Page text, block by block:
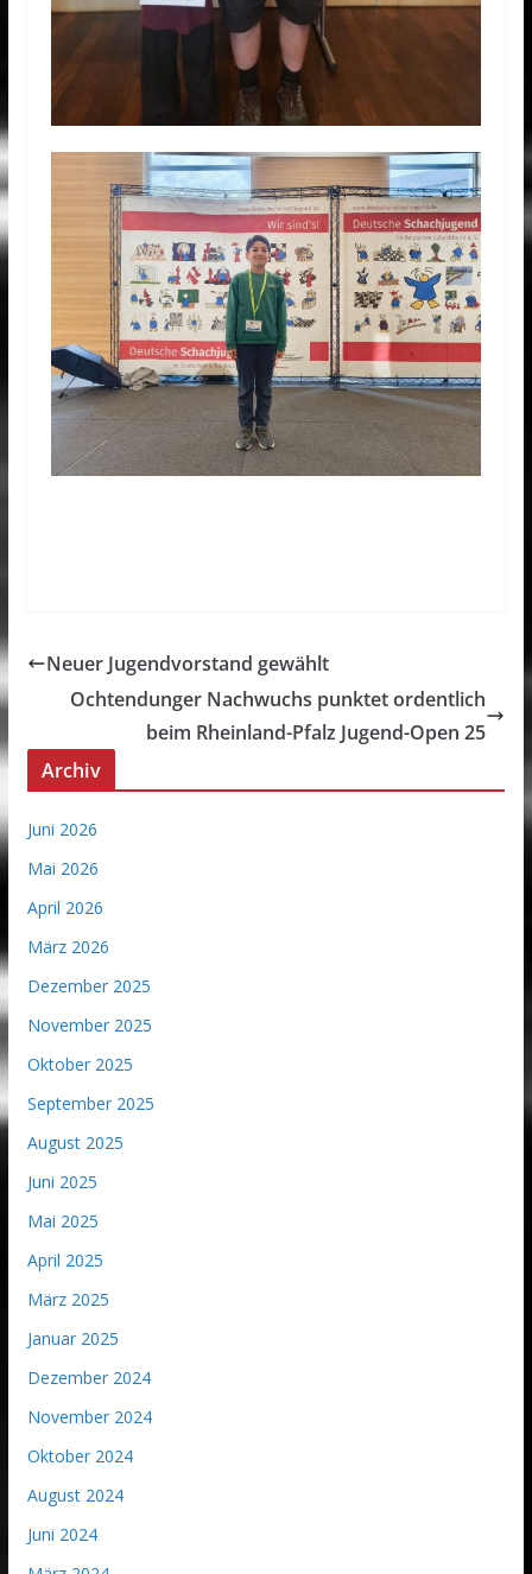
Neuer Jugendvorstand gewählt
Ochtendunger Nachwuchs punktet ordentlich
beim Rheinland-Pfalz Jugend-Open 25
Archiv
Juni 2026
Mai 2026
April 2026
März 2026
Dezember 2025
November 2025
Oktober 2025
September 2025
August 2025
Juni 2025
Mai 2025
April 2025
März 2025
Januar 2025
Dezember 2024
November 2024
Oktober 2024
August 2024
Juni 2024